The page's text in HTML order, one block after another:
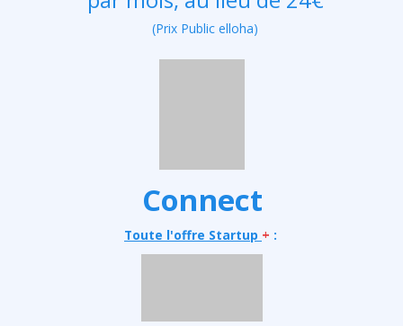
Connect
Toute l'offre Startup + :
(Prix Public elloha)